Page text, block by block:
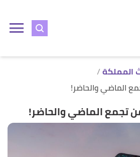
المملكة
الماضي والحاضر!
تجمع الماضي والحاضر!